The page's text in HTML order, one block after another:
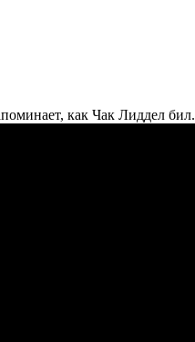
как Чак Лиддел бил.